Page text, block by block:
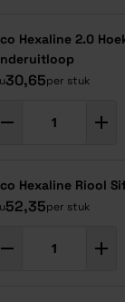
Hexaline 2.0
30,65per stuk
Hexaline Riool
52,35per stuk